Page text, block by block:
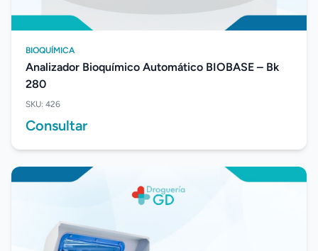
BIOQUÍMICA
Analizador Bioquímico Automático BIOBASE – Bk
280
SKU: 426
Consultar